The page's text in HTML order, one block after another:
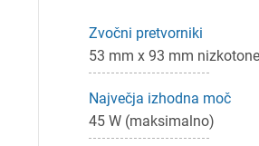
Zvočni pretvorniki
53 mm x 93 mm
Največja izhodna moč
45 W (maksimalno)